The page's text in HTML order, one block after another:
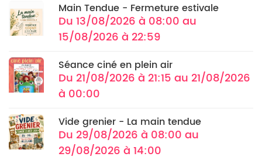
Main Tendue - Fermeture estivale
Du 13/08/2026 à 08:00 au
15/08/2026 à 22:59
Séance ciné en plein air
Du 21/08/2026 à 21:15 au 21/08/2026
à 00:00
Vide grenier - La main tendue
Du 29/08/2026 à 08:00 au
29/08/2026 à 14:00